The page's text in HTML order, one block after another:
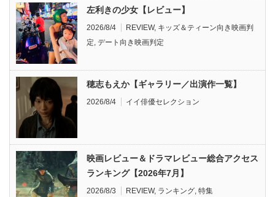
左利きの少女【レビュー】
2026/8/4 REVIEW, キッズ＆ティーン向き映画判
定, デート向き映画判定
穂志もえか【ギャラリー／出演作一覧】
2026/8/4 イイ俳優セレクション
映画レビュー＆ドラマレビュー総合アクセス
ランキング【2026年7月】
2026/8/3 REVIEW, ランキング, 特集